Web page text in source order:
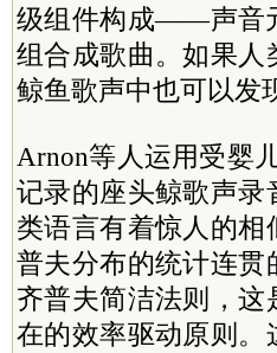
级组件构成——声音
组合成歌曲。如果
鲸鱼歌声中也可以发
Arnon等人运用受婴
记录的座头鲸歌声
类语言有着惊人的
普夫分布的统计连
齐普夫简洁法则，
在的效率驱动原则